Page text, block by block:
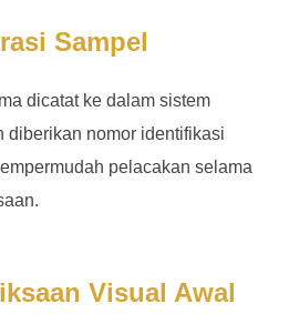
Sampel
dicatat ke dalam sistem
diberikan nomor identifikasi
pelacakan selama
Visual Awal